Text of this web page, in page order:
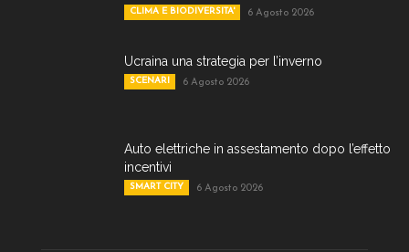
CLIMA E BIODIVERSITA' 6 Agosto 2026
Ucraina una strategia per l’inverno
SCENARI 6 Agosto 2026
Auto elettriche in assestamento dopo l’effetto
incentivi
SMART CITY 6 Agosto 2026